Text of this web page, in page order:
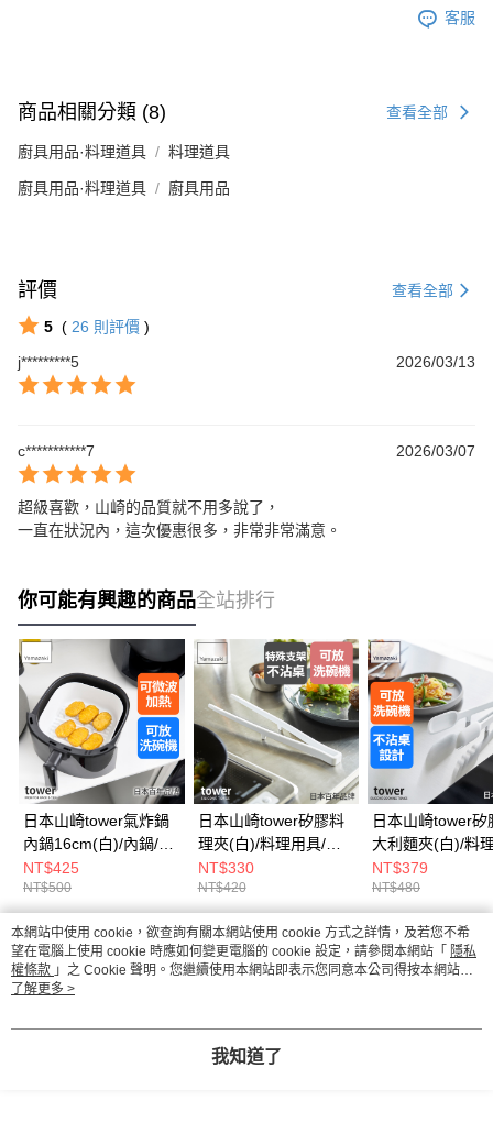
客服
商品相關分類 (8) 查看全部
廚具用品·料理道具 料理道具
廚具用品·料理道具 廚具用品
評價 查看全部
5 ( 26 則評價 )
j*********5
2026/03/13
c***********7 2026/03/07
超級喜歡，山崎的品質就不用多說了，
一直在狀況內，這次優惠很多，非常非常滿意。
你可能有興趣的商品全站排行
日本山崎tower氣炸鍋
內鍋16cm(白)/內鍋/矽
膠內鍋/矽膠鍋具
NT$425
NT$500
日本山崎tower矽膠料
理夾(白)/料理用具/烹
調用具/矽膠料理用具
NT$330
NT$420
日本山崎tower矽
大利麵夾(白)/料
義大利麵夾/料理
NT$379
NT$480
熱門標籤
本網站中使用 cookie，欲查詢有關本網站使用 cookie 方式之詳情，及若您不希
望在電腦上使用 cookie 時應如何變更電腦的 cookie 設定，請參閱本網站「 隱私
權條款 」之 Cookie 聲明。您繼續使用本網站即表示您同意本公司得按本網站使
用條款之 Cookie 聲明使用 cookie。
了解更多 >
我知道了